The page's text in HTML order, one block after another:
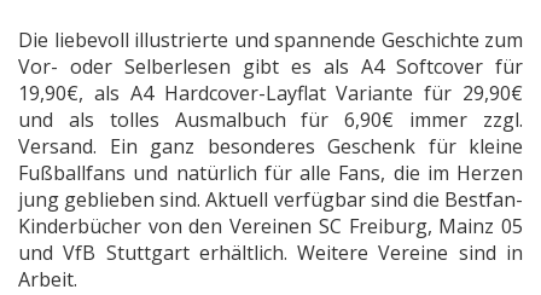
Die liebevoll illustrierte und spannende Geschichte zum
Vor- oder Selberlesen gibt es als A4 Softcover für
19,90€, als A4 Hardcover-Layflat Variante für 29,90€
und als tolles Ausmalbuch für 6,90€ immer zzgl.
Versand. Ein ganz besonderes Geschenk für kleine
Fußballfans und natürlich für alle Fans, die im Herzen
jung geblieben sind. Aktuell verfügbar sind die Bestfan-
Kinderbücher von den Vereinen SC Freiburg, Mainz 05
und VfB Stuttgart erhältlich. Weitere Vereine sind in
Arbeit.